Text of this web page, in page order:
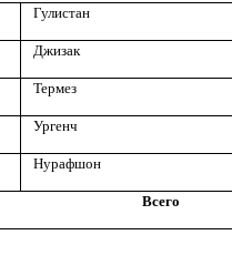
Гулистан
Джизак
Термез
Ургенч
Нурафшон
Всего